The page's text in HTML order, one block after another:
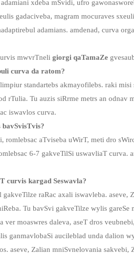
xdeba mSvidi, ufro
gadaciveba, magram mocuraves
adamians. amdenad, curva
mwvrTneli giorgi qaTamaZe
curva da ratom?
standartebs akmayofilebs. raki misi
rTulia. Tu auzis siRrme metrs an odnav
iswavlos curva.
aTviseba uWirT, meti dro
6-7 gakveTilSi uswavliaT curva.
curvis kargad Seswavla?
raRac axali iswavleba. aseve,
Tu bavSvi gakveTilze wylis gareSe
moaswres daleva, aseT dros
ganmavlobaSi aucileblad unda dalion
aseve, Zalian mniSvnelovania sakvebi,